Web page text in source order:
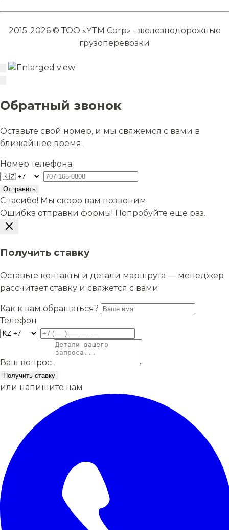
2015-2026 © ТОО «YTM Corp» - железнодорожные
грузоперевозки
Обратный звонок
Оставьте свой номер, и мы свяжемся с вами в
ближайшее время.
Номер телефона
Отправить
Спасибо! Мы скоро вам позвоним.
Ошибка отправки формы! Попробуйте еще раз.
Получить ставку
Оставьте контакты и детали маршрута — менеджер
рассчитает ставку и свяжется с вами.
Как к вам обращаться?
Телефон
Ваш вопрос
Получить ставку
или напишите нам